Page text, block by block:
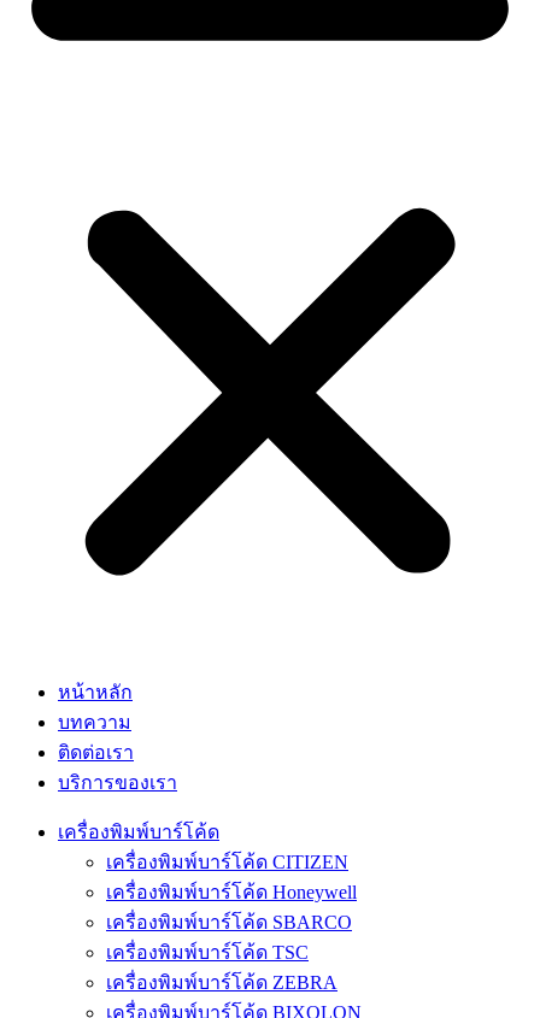
หน้าหลัก
บทความ
ติดต่อเรา
บริการของเรา
เครื่องพิมพ์บาร์โค้ด
เครื่องพิมพ์บาร์โค้ด CITIZEN
เครื่องพิมพ์บาร์โค้ด Honeywell
เครื่องพิมพ์บาร์โค้ด SBARCO
เครื่องพิมพ์บาร์โค้ด TSC
เครื่องพิมพ์บาร์โค้ด ZEBRA
เครื่องพิมพ์บาร์โค้ด BIXOLON